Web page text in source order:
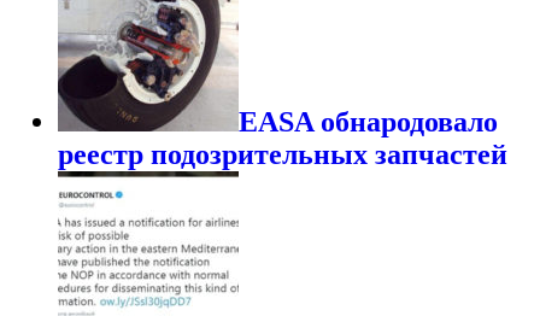
EASA обнародовало
реестр подозрительных запчастей